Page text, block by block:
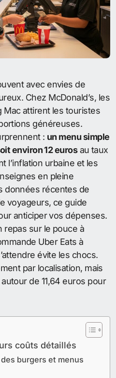
Chez McDonald’s, les
Mac attirent les touristes
généreuses.
: un menu simple
environ 12 eurosau taux
l’inflation urbaine et les
en pleine
données récentes de
voyageurs, ce guide
anticiper vos dépenses.
repas sur le pouce à
Uber Eats à
évite les chocs.
par localisation, mais
de 11,64 euros pour
coûts détaillés
burgers et menus